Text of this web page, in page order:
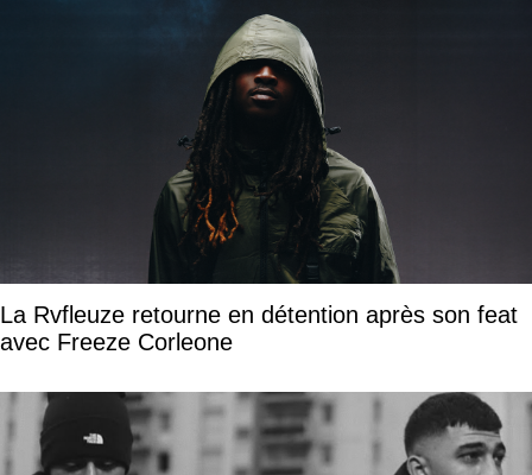
La Rvfleuze retourne en détention après son feat
avec Freeze Corleone